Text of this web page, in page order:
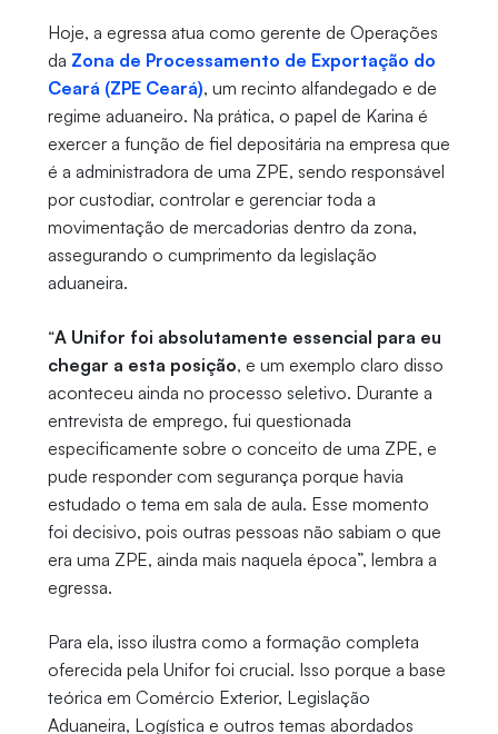
Hoje, a egressa atua como gerente de Operações
da Zona de Processamento de Exportação do
Ceará (ZPE Ceará), um recinto alfandegado e de
regime aduaneiro. Na prática, o papel de Karina é
exercer a função de fiel depositária na empresa que
é a administradora de uma ZPE, sendo responsável
por custodiar, controlar e gerenciar toda a
movimentação de mercadorias dentro da zona,
assegurando o cumprimento da legislação
aduaneira.
“A Unifor foi absolutamente essencial para eu
chegar a esta posição, e um exemplo claro disso
aconteceu ainda no processo seletivo. Durante a
entrevista de emprego, fui questionada
especificamente sobre o conceito de uma ZPE, e
pude responder com segurança porque havia
estudado o tema em sala de aula. Esse momento
foi decisivo, pois outras pessoas não sabiam o que
era uma ZPE, ainda mais naquela época”, lembra a
egressa.
Para ela, isso ilustra como a formação completa
oferecida pela Unifor foi crucial. Isso porque a base
teórica em Comércio Exterior, Legislação
Aduaneira, Logística e outros temas abordados